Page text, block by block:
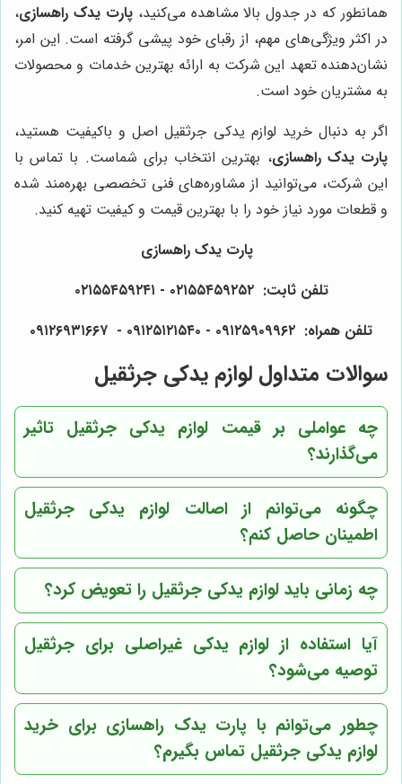
همانطور که در جدول بالا مشاهده می‌کنید،پارت یدک راهسازی،
در اکثر ویژگی‌های مهم، از رقبای خود پیشی گرفته است. این امر،
نشان‌دهنده تعهد این شرکت به ارائه بهترین خدمات و محصولات
به مشتریان خود است.
اگر به دنبال خرید لوازم یدکی جرثقیل اصل و باکیفیت هستید،
پارت یدک راهسازی، بهترین انتخاب برای شماست. با تماس با
این شرکت، می‌توانید از مشاوره‌های فنی تخصصی بهره‌مند شده
و قطعات مورد نیاز خود را با بهترین قیمت و کیفیت تهیه کنید.
پارت یدک راهسازی
تلفن ثابت: ۰۲۱۵۵۴۵۹۲۵۲ - ۰۲۱۵۵۴۵۹۲۴۱
تلفن همراه: ۰۹۱۲۵۹۰۹۹۶۲ - ۰۹۱۲۵۱۲۱۵۴۰‌‌‌ - ۰۹۱۲۶۹۳۱۶۶۷
سوالات متداول لوازم یدکی جرثقیل
چه عواملی بر قیمت لوازم یدکی جرثقیل تاثیر
می‌گذارند؟
چگونه می‌توانم از اصالت لوازم یدکی جرثقیل
اطمینان حاصل کنم؟
چه زمانی باید لوازم یدکی جرثقیل را تعویض کرد؟
آیا استفاده از لوازم یدکی غیراصلی برای جرثقیل
توصیه می‌شود؟
چطور می‌توانم با پارت یدک راهسازی برای خرید
لوازم یدکی جرثقیل تماس بگیرم؟